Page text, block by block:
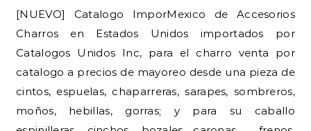
[NUEVO] Catalogo ImporMexico de Accesorios
Charros en Estados Unidos importados por
Catalogos Unidos Inc, para el charro venta por
catalogo a precios de mayoreo desde una pieza de
cintos, espuelas, chaparreras, sarapes, sombreros,
moños, hebillas, gorras; y para su caballo